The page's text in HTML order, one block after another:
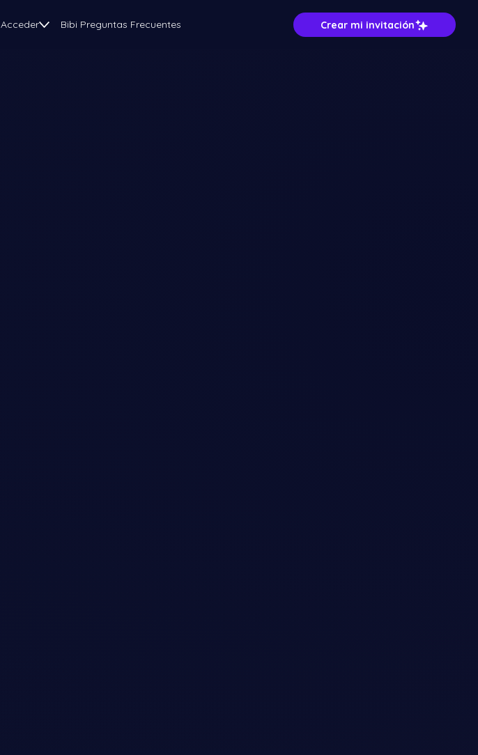
Acceder Bibi Preguntas Frecuentes Crear mi invitación